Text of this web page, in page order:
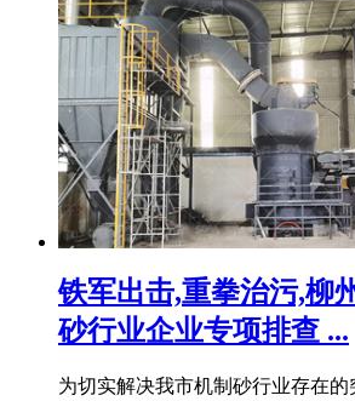
铁军出击,重拳治污,柳
砂行业企业专项排查 ...
为切实解决我市机制砂行业存在